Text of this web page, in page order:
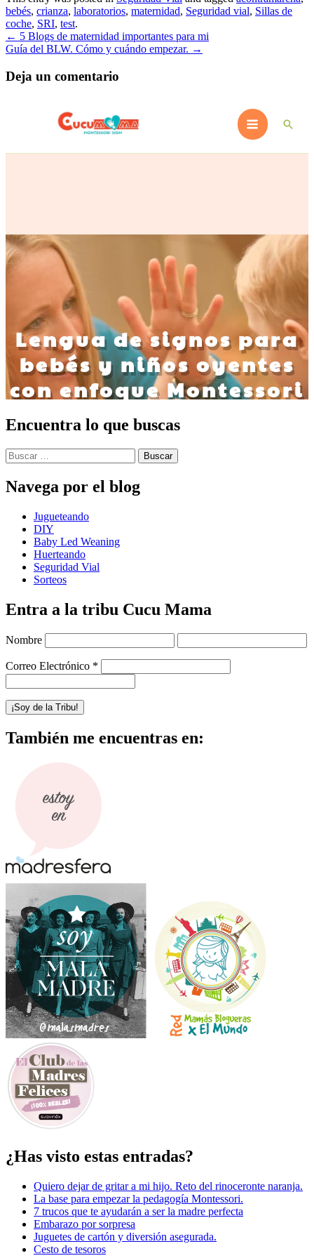
en
ventana
nueva)
bebés, crianza, laboratorios, maternidad, Seguridad vial, Sillas de
coche, SRI, test.
Navegación
de
entradas
← 5 Blogs de maternidad importantes para mi
Guía del BLW. Cómo y cuándo empezar. →
Deja un comentario
Encuentra lo que buscas
Buscar:
Navega por el blog
Jugueteando
DIY
Baby Led Weaning
Huerteando
Seguridad Vial
Sorteos
Entra a la tribu Cucu Mama
Nombre
Correo Electrónico *
También me encuentras en:
¿Has visto estas entradas?
Quiero dejar de gritar a mi hijo. Reto del rinoceronte naranja.
La base para empezar la pedagogía Montessori.
7 trucos que te ayudarán a ser la madre perfecta
Embarazo por sorpresa
Juguetes de cartón y diversión asegurada.
Cesto de tesoros